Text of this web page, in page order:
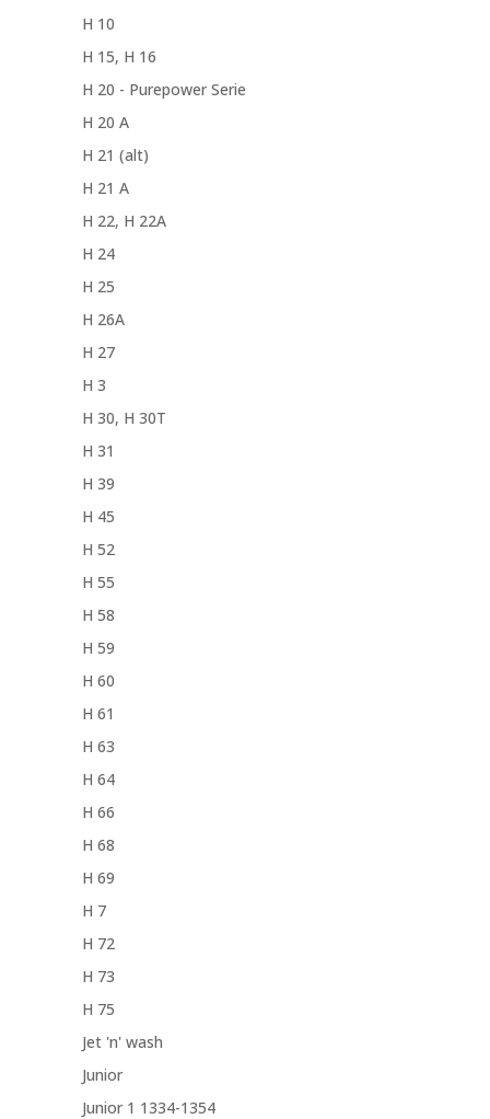
H 10
H 15, H 16
H 20 - Purepower Serie
H 20 A
H 21 (alt)
H 21 A
H 22, H 22A
H 24
H 25
H 26A
H 27
H 3
H 30, H 30T
H 31
H 39
H 45
H 52
H 55
H 58
H 59
H 60
H 61
H 63
H 64
H 66
H 68
H 69
H 7
H 72
H 73
H 75
Jet 'n' wash
Junior
Junior 1 1334-1354